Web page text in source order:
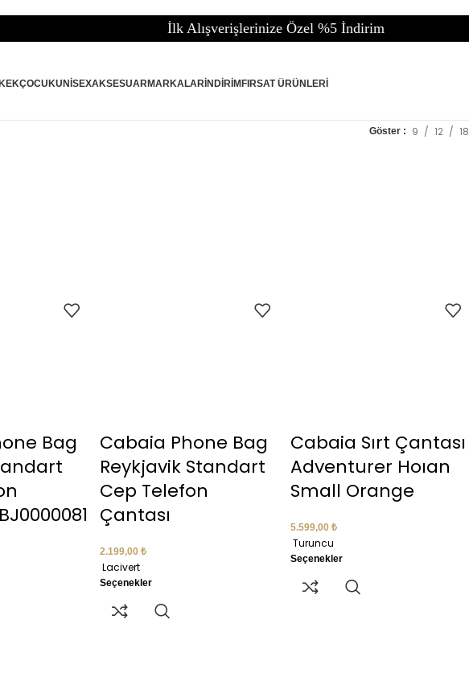
İlk Alışverişlerinize Özel %5 İndirim
ÇOCUKUNISEXAKSESUARMARKALARİNDIRIM FIRSAT ÜRÜNLERI
Göster 9 12 18
Bag
Cabaia Phone Bag
Reykjavik Standart
Cep Telefon
Çantası
2.199,00 ₺
Lacivert
Seçenekler
Cabaia Sırt Çantası
Adventurer Hoıan
Small Orange
5.599,00 ₺
Turuncu
Seçenekler